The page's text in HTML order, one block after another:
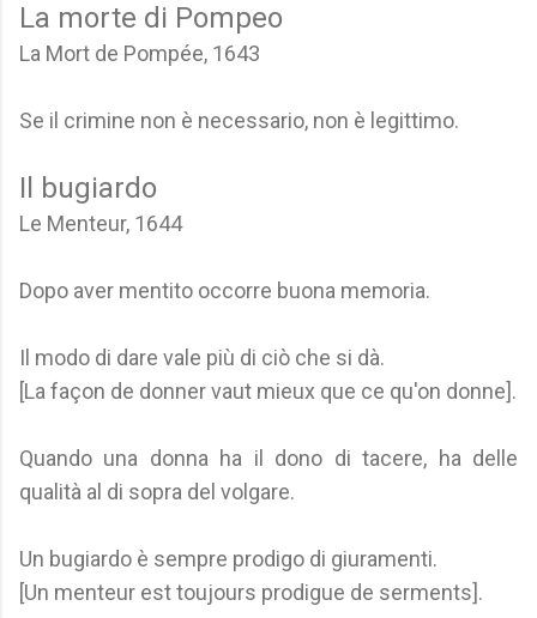
La morte di Pompeo
La Mort de Pompée, 1643
Se il crimine non è necessario, non è legittimo.
Il bugiardo
Le Menteur, 1644
Dopo aver mentito occorre buona memoria.
Il modo di dare vale più di ciò che si dà.
[La façon de donner vaut mieux que ce qu'on donne].
Quando una donna ha il dono di tacere, ha delle
qualità al di sopra del volgare.
Un bugiardo è sempre prodigo di giuramenti.
[Un menteur est toujours prodigue de serments].